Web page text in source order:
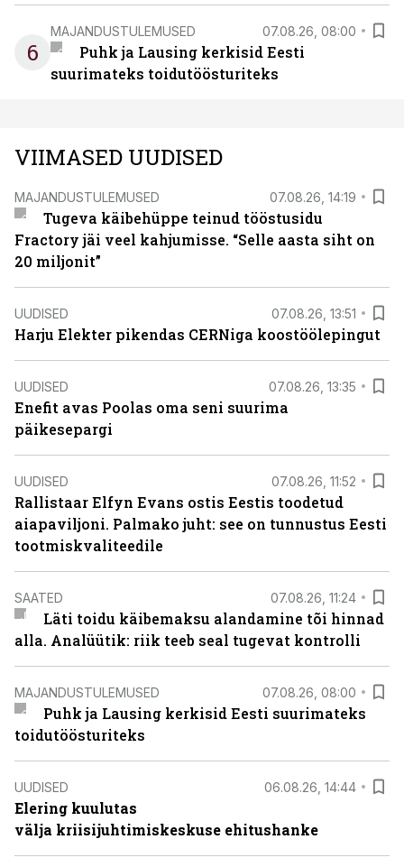
6
MAJANDUSTULEMUSED 07.08.26, 08:00
Puhk ja Lausing kerkisid Eesti
suurimateks toidutöösturiteks
VIIMASED UUDISED
MAJANDUSTULEMUSED 07.08.26, 14:19
Tugeva käibehüppe teinud tööstusidu
Fractory jäi veel kahjumisse. “Selle aasta siht on
20 miljonit”
UUDISED 07.08.26, 13:51
Harju Elekter pikendas CERNiga koostöölepingut
UUDISED 07.08.26, 13:35
Enefit avas Poolas oma seni suurima
päikesepargi
UUDISED 07.08.26, 11:52
Rallistaar Elfyn Evans ostis Eestis toodetud
aiapaviljoni. Palmako juht: see on tunnustus Eesti
tootmiskvaliteedile
SAATED 07.08.26, 11:24
Läti toidu käibemaksu alandamine tõi hinnad
alla. Analüütik: riik teeb seal tugevat kontrolli
MAJANDUSTULEMUSED 07.08.26, 08:00
Puhk ja Lausing kerkisid Eesti suurimateks
toidutöösturiteks
UUDISED 06.08.26, 14:44
Elering kuulutas
välja kriisijuhtimiskeskuse ehitushanke